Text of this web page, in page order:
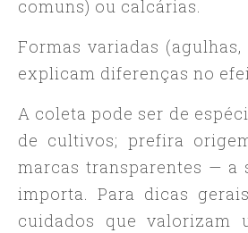
comuns) ou calcárias.
Formas variadas (agulhas,
explicam diferenças no
A coleta pode ser de
de cultivos; prefira
marcas transparentes — a
importa. Para dicas
cuidados que valorizam